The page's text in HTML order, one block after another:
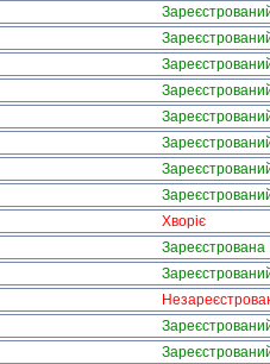
Хворіє
Зареєстрована